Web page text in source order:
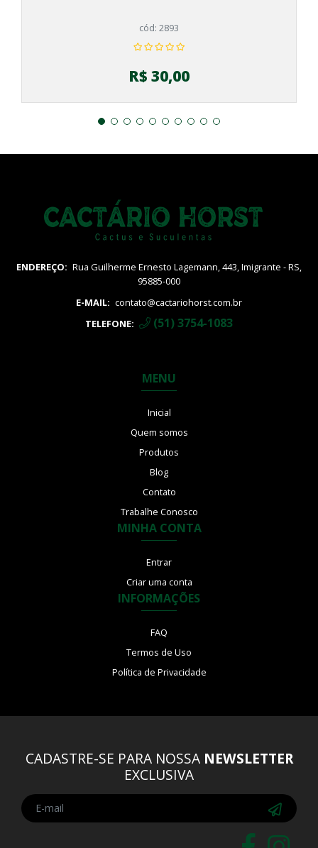
cód: 2893
R$ 30,00
ENDEREÇO: Rua Guilherme Ernesto Lagemann, 443, Imigrante - RS,
95885-000
E-MAIL: contato@cactariohorst.com.br
TELEFONE:
(51) 3754-1083
MENU
Inicial
Quem somos
Produtos
Blog
Contato
Trabalhe Conosco
MINHA CONTA
Entrar
Criar uma conta
INFORMAÇÕES
FAQ
Termos de Uso
Política de Privacidade
CADASTRE-SE PARA NOSSA NEWSLETTER
EXCLUSIVA